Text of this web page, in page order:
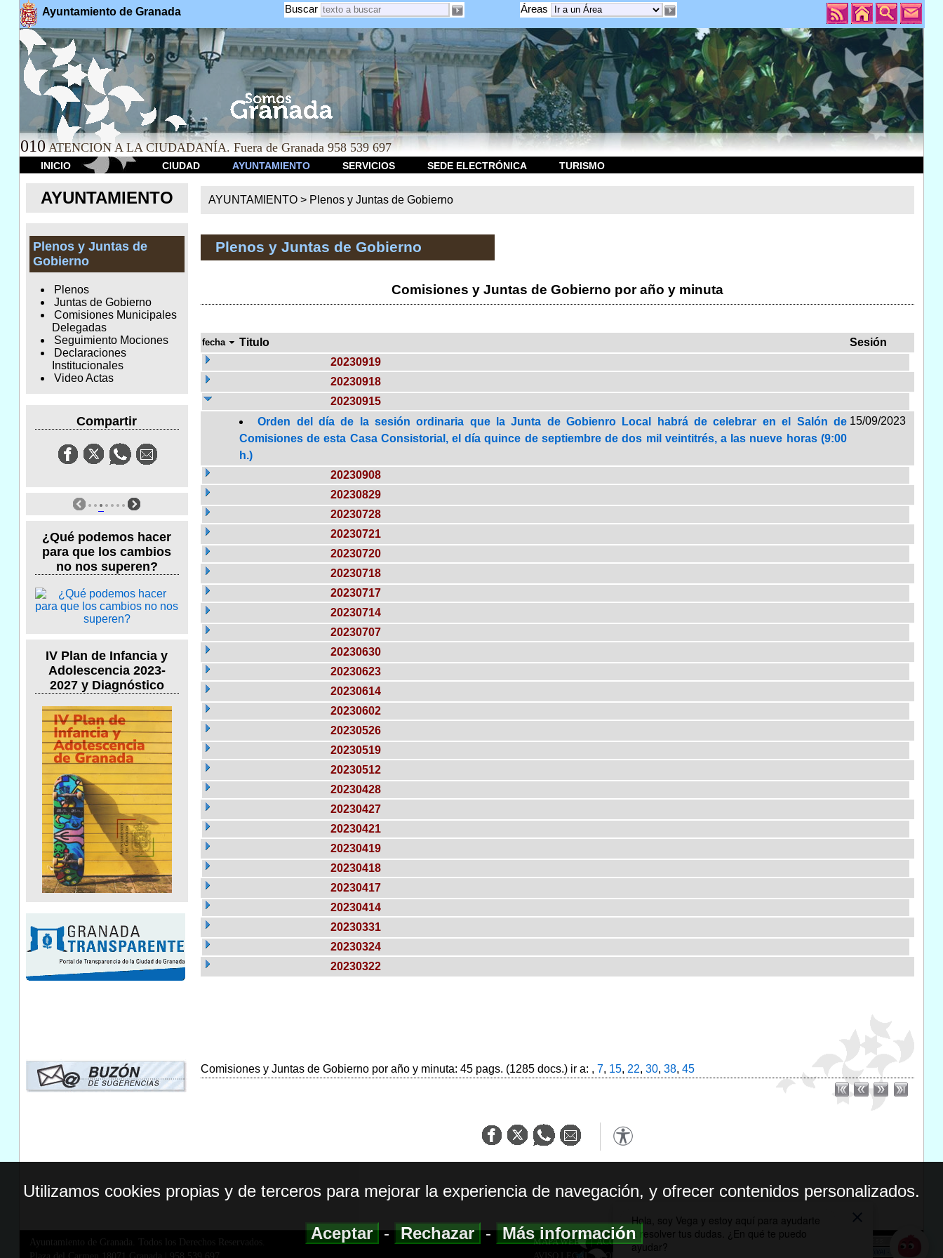
Ayuntamiento de Granada Áreas
Buscar
010 ATENCION A LA CIUDADANÍA. Fuera de Granada 958 539 697
INICIO CIUDAD AYUNTAMIENTO SERVICIOS SEDE ELECTRÓNICA TURISMO
AYUNTAMIENTO
Plenos y Juntas de
Gobierno
Plenos
Juntas de Gobierno
Comisiones Municipales
Delegadas
Seguimiento Mociones
Declaraciones
Institucionales
Video Actas
Compartir
¿Qué podemos hacer
para que los cambios
no nos superen?
IV Plan de Infancia y
Adolescencia 2023-
2027 y Diagnóstico
AYUNTAMIENTO > Plenos y Juntas de Gobierno
Plenos y Juntas de Gobierno
Comisiones y Juntas de Gobierno por año y minuta
fecha Titulo
Sesión
20230919
20230918
20230915
Orden del día de la sesión ordinaria que la Junta de Gobienro Local habrá de celebrar en el Salón de
Comisiones de esta Casa Consistorial, el día quince de septiembre de dos mil veintitrés, a las nueve horas (9:00
h.)
15/09/2023
20230908
20230829
20230728
20230721
20230720
20230718
20230717
20230714
20230707
20230630
20230623
20230614
20230602
20230526
20230519
20230512
20230428
20230427
20230421
20230419
20230418
20230417
20230414
20230331
20230324
20230322
Comisiones y Juntas de Gobierno por año y minuta: 45 pags. (1285 docs.) ir a: , 7, 15, 22, 30, 38, 45
Ayuntamiento de Granada. Todos los Derechos Reservados.
MAPA WEB|ACCESIBILIDAD
AVISO LEGAL| POLITICA DE PRIVACIDAD
Utilizamos cookies propias y de terceros para mejorar la experiencia de navegación, y ofrecer contenidos personalizados.
Aceptar-Rechazar-Más información